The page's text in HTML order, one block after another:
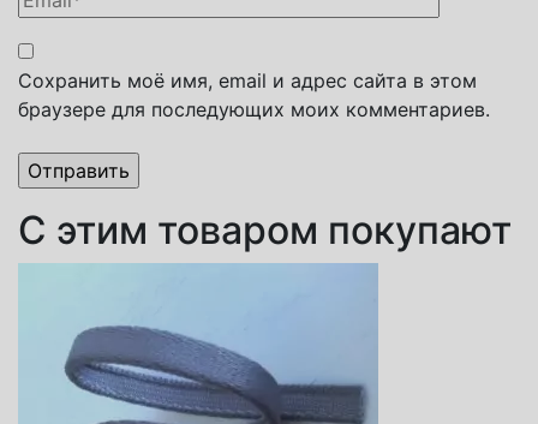
Сохранить моё имя, email и адрес сайта в этом
браузере для последующих моих комментариев.
С этим товаром покупают